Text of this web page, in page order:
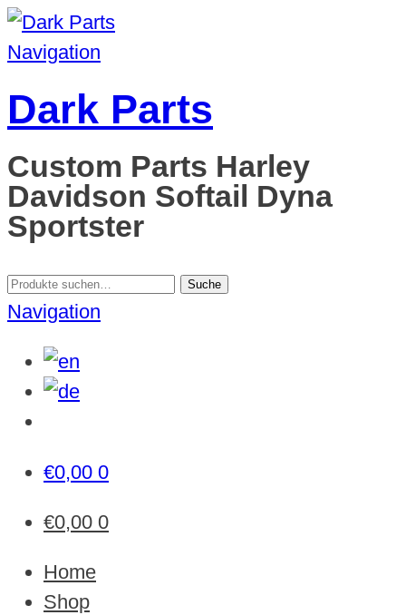
Navigation
Dark Parts
Custom Parts Harley
Davidson Softail Dyna
Sportster
Suche
nach:
Suche
Navigation
€0,00 0
€0,00 0
Home
Shop